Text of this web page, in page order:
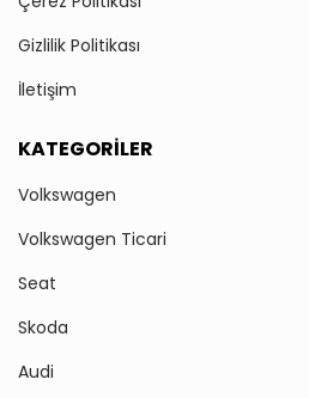
Gizlilik Politikası
İletişim
KATEGORILER
Volkswagen
Volkswagen Ticari
Seat
Skoda
Audi